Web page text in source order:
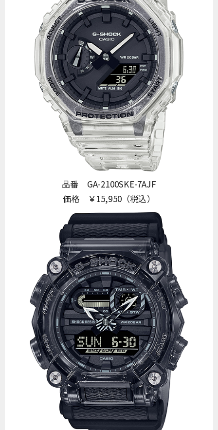
品番 GA-2100SKE-7AJF
価格 ￥15,950（税込）